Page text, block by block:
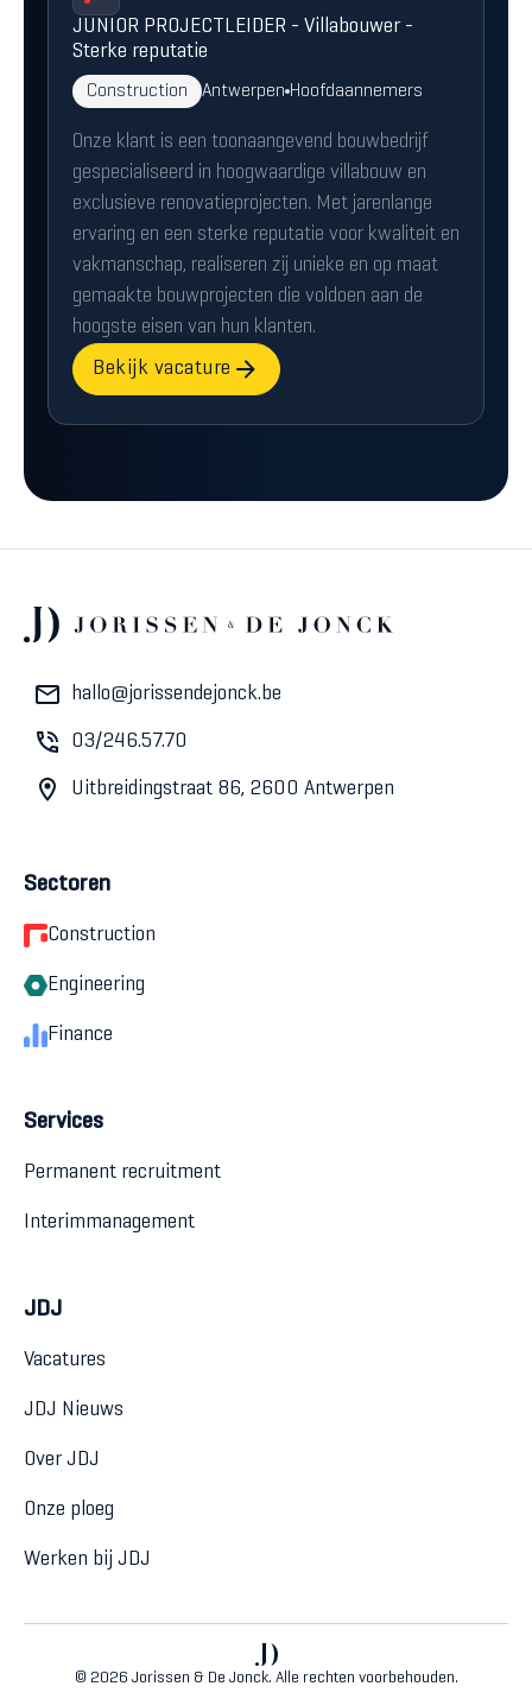
JUNIOR PROJECTLEIDER - Villabouwer -
Sterke reputatie
Construction Antwerpen Hoofdaannemers
Onze klant is een toonaangevend bouwbedrijf
gespecialiseerd in hoogwaardige villabouw en
exclusieve renovatieprojecten. Met jarenlange
ervaring en een sterke reputatie voor kwaliteit en
vakmanschap, realiseren zij unieke en op maat
gemaakte bouwprojecten die voldoen aan de
hoogste eisen van hun klanten.
Bekijk vacature
hallo@jorissendejonck.be
03/246.57.70
Uitbreidingstraat 86, 2600 Antwerpen
Sectoren
Construction
Engineering
Finance
Services
Permanent recruitment
Interimmanagement
JDJ
Vacatures
JDJ Nieuws
Over JDJ
Onze ploeg
Werken bij JDJ
© 2026 Jorissen & De Jonck. Alle rechten voorbehouden.